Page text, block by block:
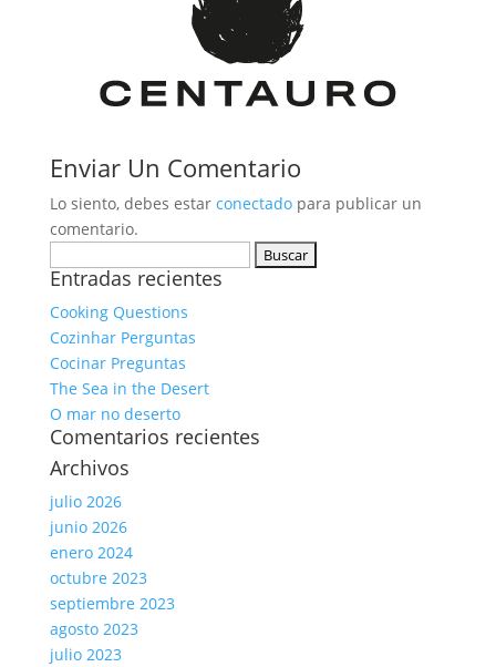
Enviar Un Comentario
Lo siento, debes estar conectadopara publicar un
comentario.
Entradas recientes
Cooking Questions
Cozinhar Perguntas
Cocinar Preguntas
The Sea in the Desert
O mar no deserto
Comentarios recientes
Archivos
julio 2026
junio 2026
enero 2024
octubre 2023
septiembre 2023
agosto 2023
julio 2023